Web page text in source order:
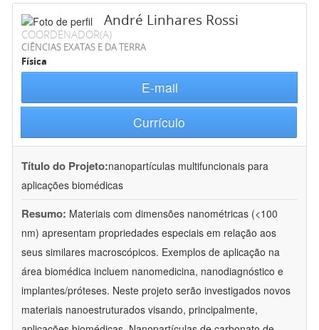
André Linhares Rossi
COORDENADOR(A)
CIÊNCIAS EXATAS E DA TERRA
Física
E-mail
Currículo
Título do Projeto:nanopartículas multifuncionais para
aplicações biomédicas
Resumo: Materiais com dimensões nanométricas (<100
nm) apresentam propriedades especiais em relação aos
seus similares macroscópicos. Exemplos de aplicação na
área biomédica incluem nanomedicina, nanodiagnóstico e
implantes/próteses. Neste projeto serão investigados novos
materiais nanoestruturados visando, principalmente,